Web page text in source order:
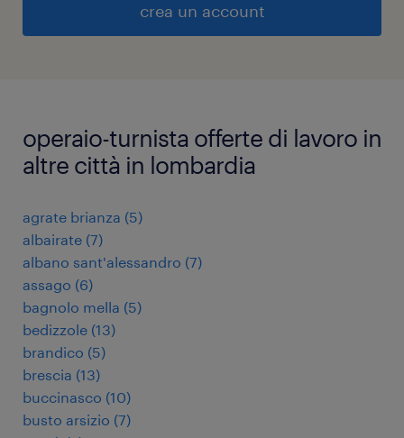
crea un account
operaio-turnista offerte di lavoro in
altre città in lombardia
agrate brianza (5)
albairate (7)
albano sant'alessandro (7)
assago (6)
bagnolo mella (5)
bedizzole (13)
brandico (5)
brescia (13)
buccinasco (10)
busto arsizio (7)